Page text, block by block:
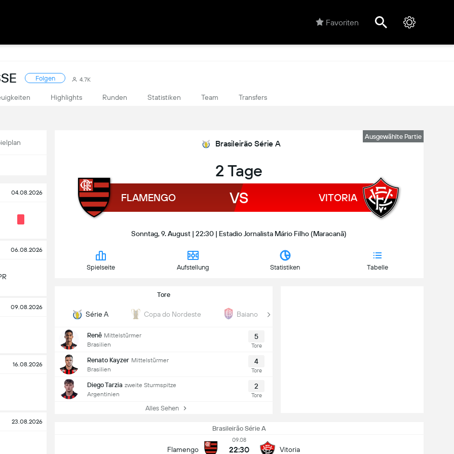
Favoriten
Folgen 4.7K
Highlights Runden Statistiken Team Transfers
04.08.2026
06.08.2026
09.08.2026
16.08.2026
23.08.2026
Ausgewählte Partie
Brasileirão Série A
2 Tage
FLAMENGO VS VITORIA
Sonntag, 9. August | 22:30 | Estadio Jornalista Mário Filho (Maracanã)
Spielseite Aufstellung Statistiken Tabelle
Tore
Série A Copa do Nordeste Baiano
Renê Mittelstürmer
Brasilien
5
Tore
Renato Kayzer Mittelstürmer
Brasilien
4
Tore
Diego Tarzia zweite Sturmspitze
Argentinien
2
Tore
Alles Sehen
Brasileirão Série A
Flamengo
09.08
22:30 Vitoria